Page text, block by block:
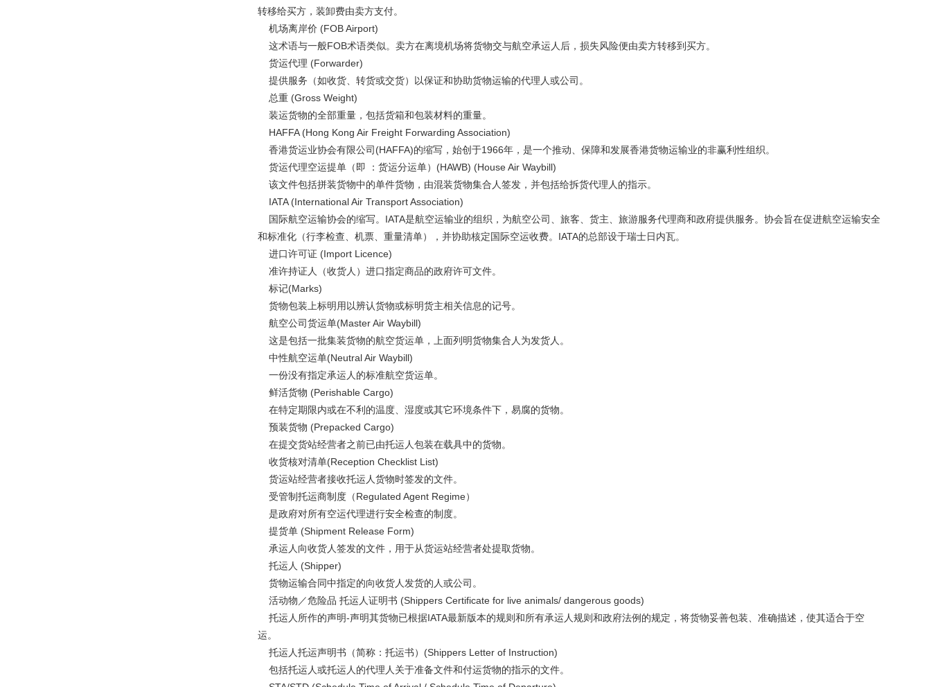
转移给买方，装卸费由卖方支付。
机场离岸价 (FOB Airport)
这术语与一般FOB术语类似。卖方在离境机场将货物交与航空承运人后，损失风险便由卖方转移到买方。
货运代理 (Forwarder)
提供服务（如收货、转货或交货）以保证和协助货物运输的代理人或公司。
总重 (Gross Weight)
装运货物的全部重量，包括货箱和包装材料的重量。
HAFFA (Hong Kong Air Freight Forwarding Association)
香港货运业协会有限公司(HAFFA)的缩写，始创于1966年，是一个推动、保障和发展香港货物运输业的非赢利性组织。
货运代理空运提单（即 ：货运分运单）(HAWB) (House Air Waybill)
该文件包括拼装货物中的单件货物，由混装货物集合人签发，并包括给拆货代理人的指示。
IATA (International Air Transport Association)
国际航空运输协会的缩写。IATA是航空运输业的组织，为航空公司、旅客、货主、旅游服务代理商和政府提供服务。协会旨在促进航空运输安全
和标准化（行李检查、机票、重量清单），并协助核定国际空运收费。IATA的总部设于瑞士日内瓦。
进口许可证 (Import Licence)
准许持证人（收货人）进口指定商品的政府许可文件。
标记(Marks)
货物包装上标明用以辨认货物或标明货主相关信息的记号。
航空公司货运单(Master Air Waybill)
这是包括一批集装货物的航空货运单，上面列明货物集合人为发货人。
中性航空运单(Neutral Air Waybill)
一份没有指定承运人的标准航空货运单。
鲜活货物 (Perishable Cargo)
在特定期限内或在不利的温度、湿度或其它环境条件下，易腐的货物。
预装货物 (Prepacked Cargo)
在提交货站经营者之前已由托运人包装在载具中的货物。
收货核对清单(Reception Checklist List)
货运站经营者接收托运人货物时签发的文件。
受管制托运商制度（Regulated Agent Regime）
是政府对所有空运代理进行安全检查的制度。
提货单 (Shipment Release Form)
承运人向收货人签发的文件，用于从货运站经营者处提取货物。
托运人 (Shipper)
货物运输合同中指定的向收货人发货的人或公司。
活动物／危险品 托运人证明书 (Shippers Certificate for live animals/ dangerous goods)
托运人所作的声明-声明其货物已根据IATA最新版本的规则和所有承运人规则和政府法例的规定，将货物妥善包装、准确描述，使其适合于空
运。
托运人托运声明书（简称：托运书）(Shippers Letter of Instruction)
包括托运人或托运人的代理人关于准备文件和付运货物的指示的文件。